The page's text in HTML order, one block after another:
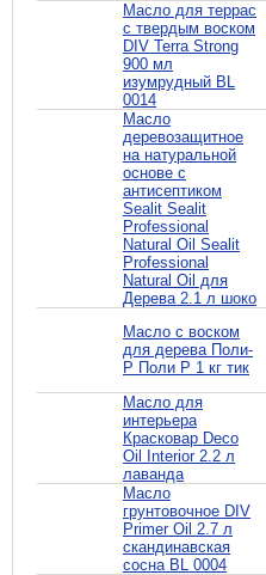
Масло для террас
с твердым воском
DIV Terra Strong
900 мл
изумрудный BL
0014
Масло
деревозащитное
на натуральной
основе с
антисептиком
Sealit Sealit
Professional
Natural Oil Sealit
Professional
Natural Oil для
Дерева 2.1 л шоко
Масло с воском
для дерева Поли-
Р Поли Р 1 кг тик
Масло для
интерьера
Красковар Deco
Oil Interior 2.2 л
лаванда
Масло
грунтовочное DIV
Primer Oil 2.7 л
скандинавская
сосна BL 0004